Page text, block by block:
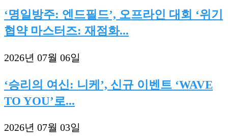
‘명일방주: 엔드필드’, 오프라인 대회 ‘위기
협약 마스터즈: 재점화...
2026년 07월 06일
‘승리의 여신: 니케’, 신규 이벤트 ‘WAVE
TO YOU’로...
2026년 07월 03일